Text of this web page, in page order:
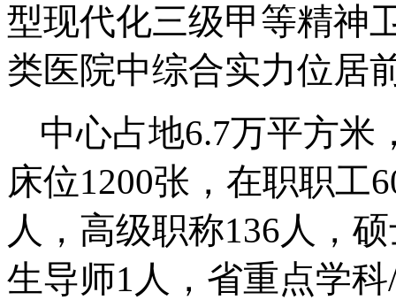
型现代化三级甲等精神
类医院中综合实力位居
中心占地6.7万平方米
床位1200张，在职职工
人，高级职称136人，
生导师1人，省重点学